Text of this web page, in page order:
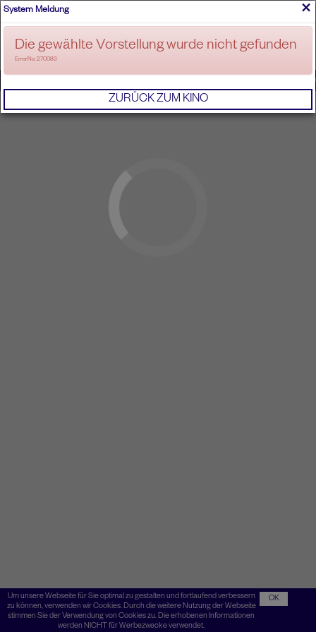
ANMELDEN
Um unsere Webseite für Sie optimal zu gestalten und fortlaufend verbessern
zu können, verwenden wir Cookies. Durch die weitere Nutzung der Webseite
stimmen Sie der Verwendung von Cookies zu. Die erhobenen Informationen
werden NICHT für Werbezwecke verwendet.
OK
×
System Meldung
Die gewählte Vorstellung wurde nicht gefunden
ErrorNo. 270083
ZURÜCK ZUM KINO